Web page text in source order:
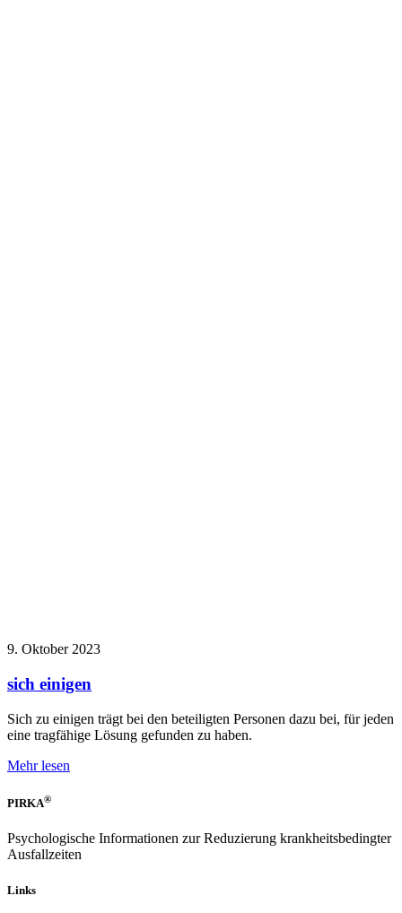
9. Oktober 2023
sich einigen
Sich zu einigen trägt bei den beteiligten Personen dazu bei, für jeden
eine tragfähige Lösung gefunden zu haben.
Mehr lesen
PIRKA®
Psychologische Informationen zur Reduzierung krankheitsbedingter
Ausfallzeiten
Links